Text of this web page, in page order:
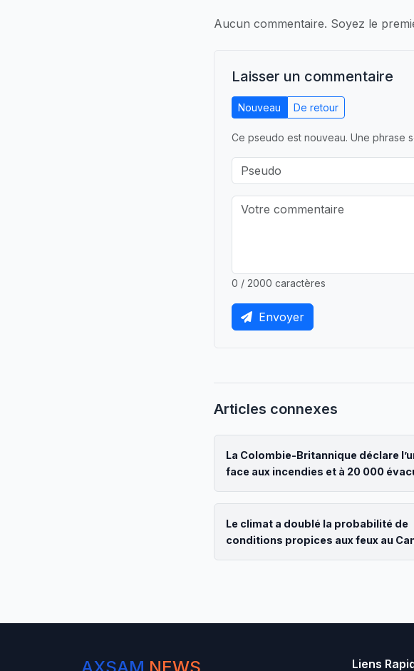
Aucun commentaire. Soyez le
Laisser un commentaire
Nouveau De retour
Ce pseudo est nouveau. Une phrase
0 / 2000 caractères
Envoyer
Articles connexes
La Colombie-Britannique déclare
face aux incendies et à 20 000
Le climat a doublé la probabilité de
conditions propices aux feux au
Liens